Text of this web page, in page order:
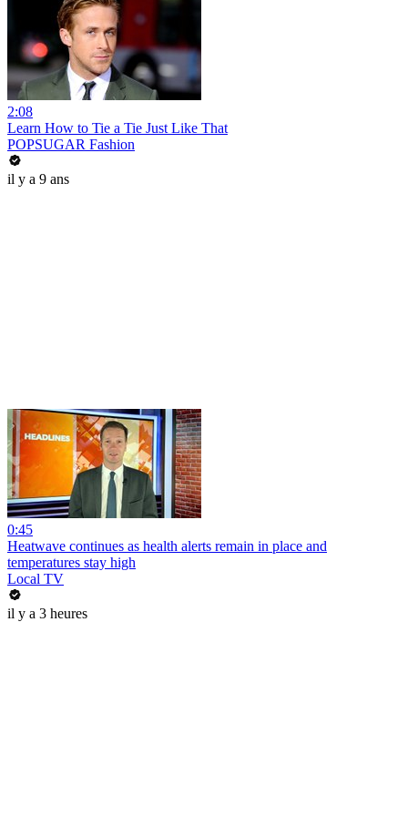
2:08
Learn How to Tie a Tie Just Like That
POPSUGAR Fashion
il y a 9 ans
0:45
Heatwave continues as health alerts remain in place and
temperatures stay high
Local TV
il y a 3 heures